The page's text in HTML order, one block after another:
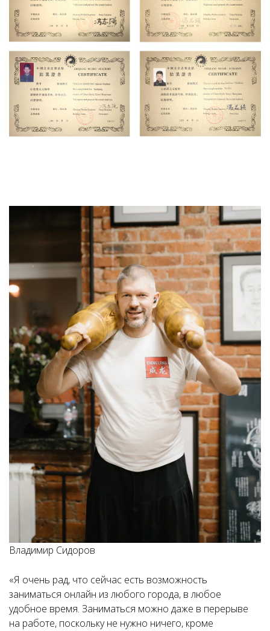
Владимир Сидоров
«Я очень рад, что сейчас есть возможность
заниматься онлайн из любого города, в любое
удобное время. Заниматься можно даже в перерыве
на работе, поскольку не нужно ничего, кроме